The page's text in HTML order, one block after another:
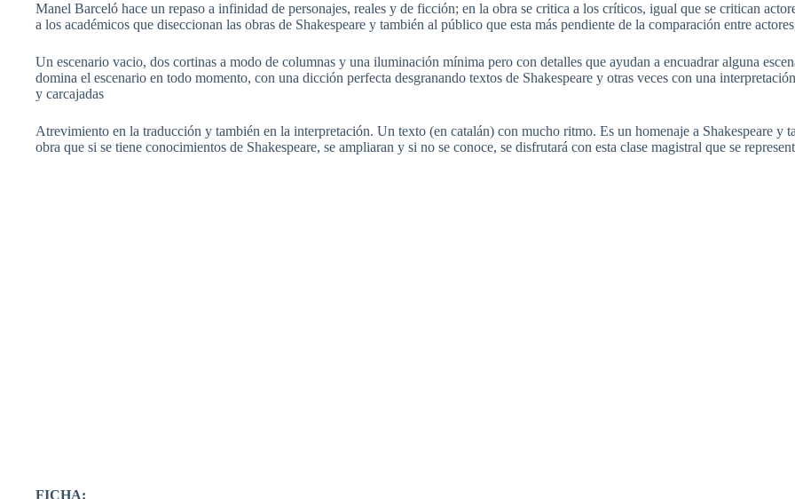
Manel Barceló hace un repaso a infinidad de personajes, reales y de ficción; en la obra se critica a los críticos, igual que se critican
a los académicos que diseccionan las obras de Shakespeare y también al público que esta más pendiente de la comparación entre
Un escenario vacio, dos cortinas a modo de columnas y una iluminación mínima pero con detalles que ayudan a encuadrar alguna
domina el escenario en todo momento, con una dicción perfecta desgranando textos de Shakespeare y otras veces con una
y carcajadas
Atrevimiento en la traducción y también en la interpretación. Un texto (en catalán) con mucho ritmo. Es un homenaje a Shakespeare y
obra que si se tiene conocimientos de Shakespeare, se ampliaran y si no se conoce, se disfrutará con esta clase magistral que se
FICHA: